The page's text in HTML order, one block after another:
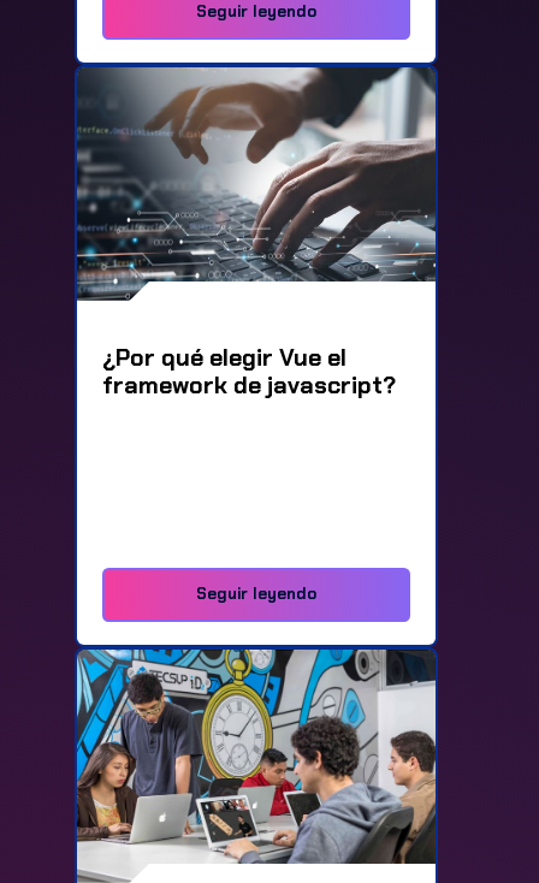
Seguir leyendo
¿Por qué elegir Vue el
framework de javascript?
Seguir leyendo